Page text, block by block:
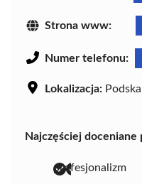
Strona www:
Numer telefonu:
Lokalizacja:
Najczęściej
profesjonalizm